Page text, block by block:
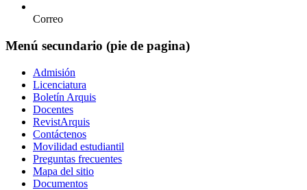
Correo
Menú secundario (pie de pagina)
Admisión
Licenciatura
Boletín Arquis
Docentes
RevistArquis
Contáctenos
Movilidad estudiantil
Preguntas frecuentes
Mapa del sitio
Documentos